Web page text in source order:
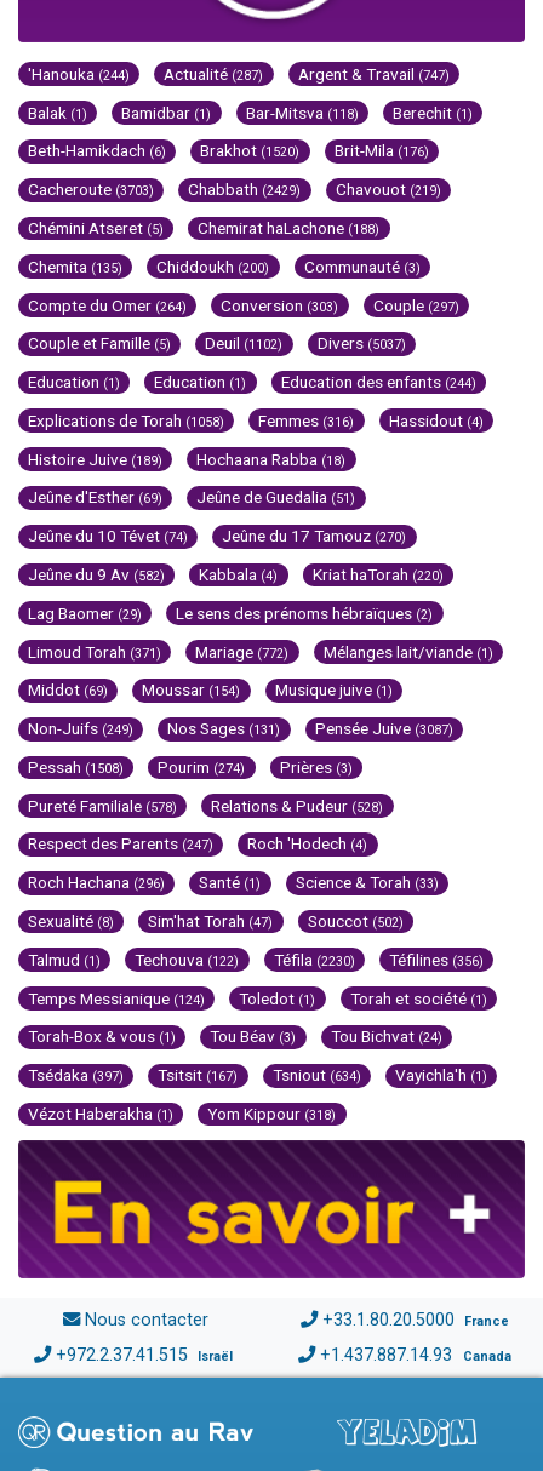
'Hanouka (244) Actualité (287) Argent & Travail (747)
Balak (1) Bamidbar (1) Bar-Mitsva (118) Berechit (1)
Beth-Hamikdach (6) Brakhot (1520) Brit-Mila (176)
Cacheroute (3703) Chabbath (2429) Chavouot (219)
Chémini Atseret (5) Chemirat haLachone (188)
Chemita (135) Chiddoukh (200) Communauté (3)
Compte du Omer (264) Conversion (303) Couple (297)
Couple et Famille (5) Deuil (1102) Divers (5037)
Education (1) Education (1) Education des enfants (244)
Explications de Torah (1058) Femmes (316) Hassidout (4)
Histoire Juive (189) Hochaana Rabba (18)
Jeûne d'Esther (69) Jeûne de Guedalia (51)
Jeûne du 10 Tévet (74) Jeûne du 17 Tamouz (270)
Jeûne du 9 Av (582) Kabbala (4) Kriat haTorah (220)
Lag Baomer (29) Le sens des prénoms hébraïques (2)
Limoud Torah (371) Mariage (772) Mélanges lait/viande (1)
Middot (69) Moussar (154) Musique juive (1)
Non-Juifs (249) Nos Sages (131) Pensée Juive (3087)
Pessah (1508) Pourim (274) Prières (3)
Pureté Familiale (578) Relations & Pudeur (528)
Respect des Parents (247) Roch 'Hodech (4)
Roch Hachana (296) Santé (1) Science & Torah (33)
Sexualité (8) Sim'hat Torah (47) Souccot (502)
Talmud (1) Techouva (122) Téfila (2230) Téfilines (356)
Temps Messianique (124) Toledot (1) Torah et société (1)
Torah-Box & vous (1) Tou Béav (3) Tou Bichvat (24)
Tsédaka (397) Tsitsit (167) Tsniout (634) Vayichla'h (1)
Vézot Haberakha (1) Yom Kippour (318)
Nous contacter +33.1.80.20.5000 France
+972.2.37.41.515 Israël +1.437.887.14.93 Canada